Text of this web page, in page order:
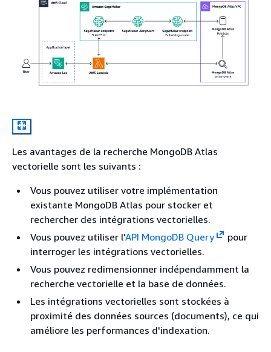
Les avantages de la recherche MongoDB Atlas
vectorielle sont les suivants :
Vous pouvez utiliser votre implémentation
existante MongoDB Atlas pour stocker et
rechercher des intégrations vectorielles.
Vous pouvez utiliser l'API MongoDB Query
pour
interroger les intégrations vectorielles.
Vous pouvez redimensionner indépendamment la
recherche vectorielle et la base de données.
Les intégrations vectorielles sont stockées à
proximité des données sources (documents), ce qui
améliore les performances d'indexation.